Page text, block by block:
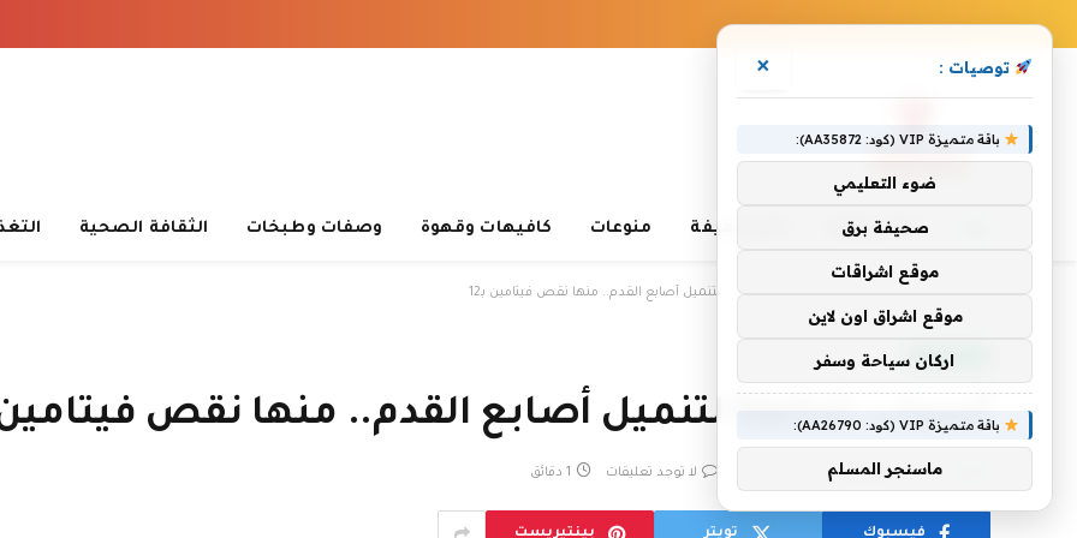
غذاء وصحة أخبار خفيفة منوعات كافيهات وقهوة وصفات وطبخات الثقافة الصحية
أسباب شائعة لتنميل أصابع القدم.. منها نقص فيتامين بـ12
غذاء وصحة
أسباب شائعة لتنميل أصابع القدم.. منها نقص فيتامين
بواسطة eshrag لا توجد تعليقات 1 دقائق
فيسبوك تويتر بينتيريست
توصيات : ×
باقة متميزة VIP (كود: AA35872):
ضوء التعليمي
صحيفة برق
موقع اشراقات
موقع اشراق اون لاين
اركان سياحة وسفر
باقة متميزة VIP (كود: AA26790):
ماسنجر المسلم